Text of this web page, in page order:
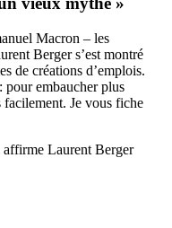
Macron – les
Berger s’est montré
de créations d’emplois.
pour embaucher plus
Je vous fiche
affirme Laurent Berger